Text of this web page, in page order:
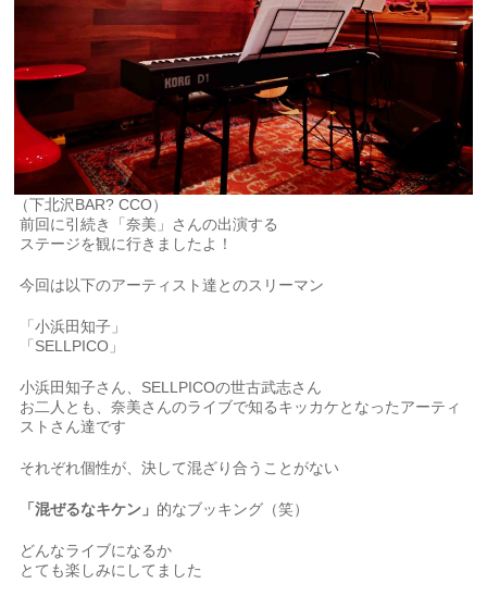
（下北沢BAR? CCO）
前回に引続き「奈美」さんの出演する
ステージを観に行きましたよ！
今回は以下のアーティスト達とのスリーマン
「小浜田知子」
「SELLPICO」
小浜田知子さん、SELLPICOの世古武志さん
お二人とも、奈美さんのライブで知るキッカケとなったアーティ
ストさん達です
それぞれ個性が、決して混ざり合うことがない
「混ぜるなキケン」 的なブッキング（笑）
どんなライブになるか
とても楽しみにしてました